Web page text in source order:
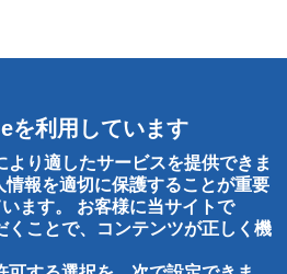
を利用しています
り適したサービスを提供できま
報を適切に保護することが重要
ます。 お客様に当サイトで
ことで、コンテンツが正しく機